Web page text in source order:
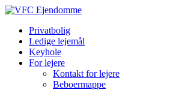
Privatbolig
Ledige lejemål
Keyhole
For lejere
Kontakt for lejere
Beboermappe